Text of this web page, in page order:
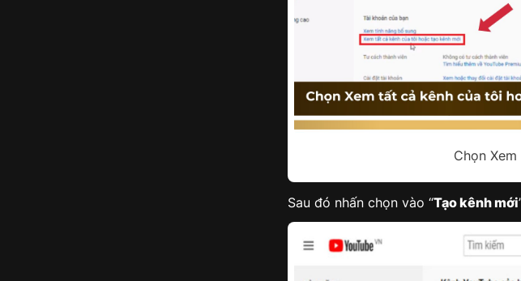
Chọn
Sau đó nhấn chọn vào “Tạo kênh mới